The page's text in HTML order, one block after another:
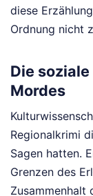
diese
Ordnung nicht
Die
Mordes
Regionalkrimi
Sagen hatten.
Grenzen des
Zusammenhalt